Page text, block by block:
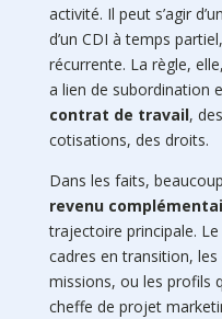
activité. Il peut s’agir
d’un CDI à temps
récurrente. La règle,
a lien de subordination
contrat de travail,
cotisations, des droits.
Dans les faits,
revenu
trajectoire principale.
cadres en transition,
missions, ou les profils
cheffe de projet